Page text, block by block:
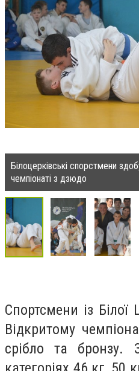
Білоцерківські спорстмени
чемпіонаті з дзюдо
Спортсмени із
Відкритому
срібло та бронзу.